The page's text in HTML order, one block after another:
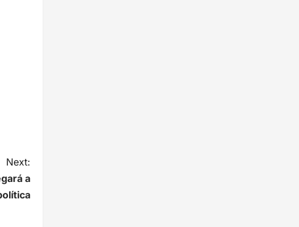
Next:
a